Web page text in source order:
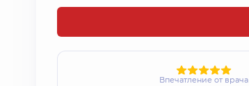
Впечатление от врача